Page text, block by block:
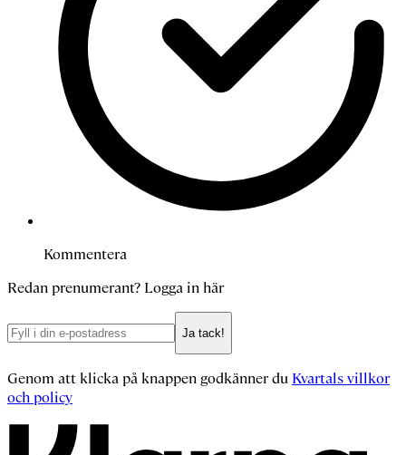
Kommentera
Redan prenumerant? Logga in här
Ja tack!
Genom att klicka på knappen godkänner du Kvartals villkor
och policy